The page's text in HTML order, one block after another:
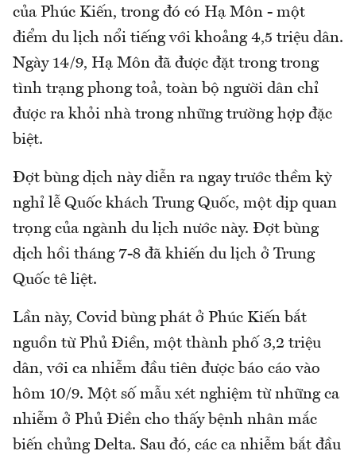
của Phúc Kiến, trong đó có Hạ Môn - một
điểm du lịch nổi tiếng với khoảng 4,5 triệu dân.
Ngày 14/9, Hạ Môn đã được đặt trong trong
tình trạng phong toả, toàn bộ người dân chỉ
được ra khỏi nhà trong những trường hợp đặc
biệt.
Đợt bùng dịch này diễn ra ngay trước thềm kỳ
nghỉ lễ Quốc khách Trung Quốc, một dịp quan
trọng của ngành du lịch nước này. Đợt bùng
dịch hồi tháng 7-8 đã khiến du lịch ở Trung
Quốc tê liệt.
Lần này, Covid bùng phát ở Phúc Kiến bắt
nguồn từ Phủ Điền, một thành phố 3,2 triệu
dân, với ca nhiễm đầu tiên được báo cáo vào
hôm 10/9. Một số mẫu xét nghiệm từ những ca
nhiễm ở Phủ Điền cho thấy bệnh nhân mắc
biến chủng Delta. Sau đó, các ca nhiễm bắt đầu